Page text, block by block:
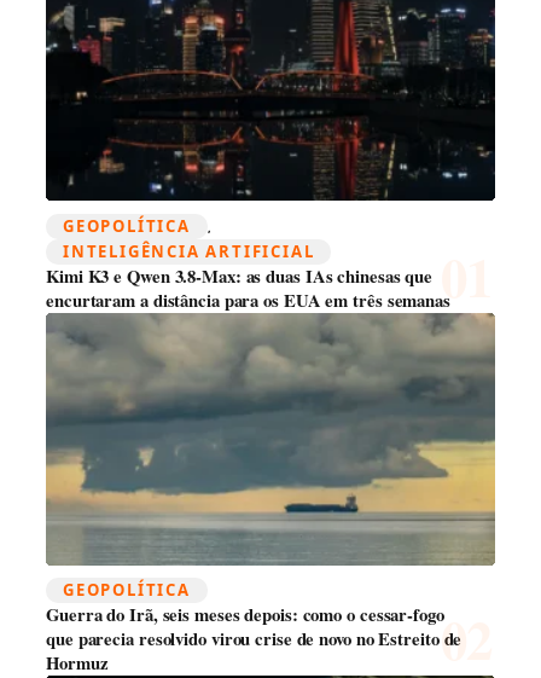
GEOPOLÍTICA ,
INTELIGÊNCIA ARTIFICIAL
Kimi K3 e Qwen 3.8-Max: as duas IAs chinesas que
encurtaram a distância para os EUA em três semanas
GEOPOLÍTICA
Guerra do Irã, seis meses depois: como o cessar-fogo
que parecia resolvido virou crise de novo no Estreito de
Hormuz